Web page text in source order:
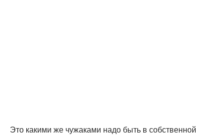
Это какими же чужаками надо быть в собственной